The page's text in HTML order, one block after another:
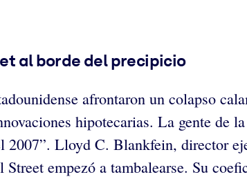
al borde del precipicio
afrontaron un colapso
hipotecarias. La gente de
Lloyd C. Blankfein, director
empezó a tambalearse. Su